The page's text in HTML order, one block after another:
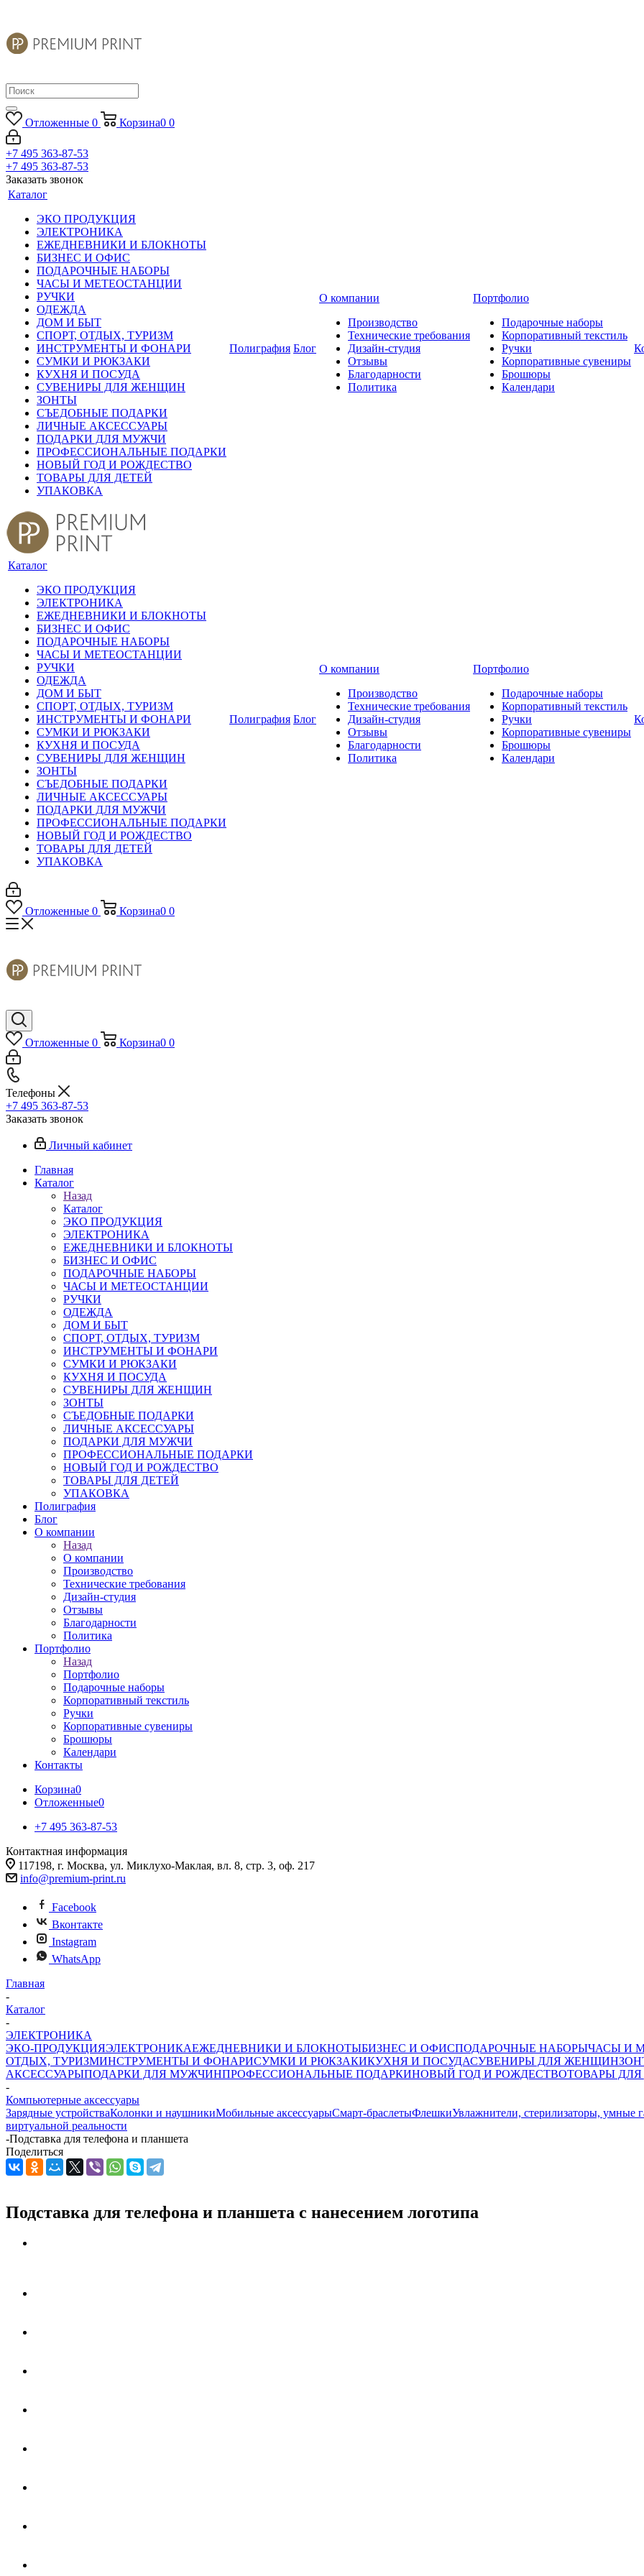
Отложенные 0 Корзина0 0
+7 495 363-87-53
+7 495 363-87-53
Заказать звонок
Каталог
ЭКО ПРОДУКЦИЯ
ЭЛЕКТРОНИКА
ЕЖЕДНЕВНИКИ И БЛОКНОТЫ
БИЗНЕС И ОФИС
ПОДАРОЧНЫЕ НАБОРЫ
ЧАСЫ И МЕТЕОСТАНЦИИ
РУЧКИ
ОДЕЖДА
ДОМ И БЫТ
СПОРТ, ОТДЫХ, ТУРИЗМ
ИНСТРУМЕНТЫ И ФОНАРИ
СУМКИ И РЮКЗАКИ
КУХНЯ И ПОСУДА
СУВЕНИРЫ ДЛЯ ЖЕНЩИН
ЗОНТЫ
СЪЕДОБНЫЕ ПОДАРКИ
ЛИЧНЫЕ АКСЕССУАРЫ
ПОДАРКИ ДЛЯ МУЖЧИ
ПРОФЕССИОНАЛЬНЫЕ ПОДАРКИ
НОВЫЙ ГОД И РОЖДЕСТВО
ТОВАРЫ ДЛЯ ДЕТЕЙ
УПАКОВКА
Полиграфия Блог
О компании
Производство
Технические требования
Дизайн-студия
Отзывы
Благодарности
Политика
Портфолио
Подарочные наборы
Корпоративный текстиль
Ручки
Корпоративные сувениры
Брошюры
Календари
Каталог
ЭКО ПРОДУКЦИЯ
ЭЛЕКТРОНИКА
ЕЖЕДНЕВНИКИ И БЛОКНОТЫ
БИЗНЕС И ОФИС
ПОДАРОЧНЫЕ НАБОРЫ
ЧАСЫ И МЕТЕОСТАНЦИИ
РУЧКИ
ОДЕЖДА
ДОМ И БЫТ
СПОРТ, ОТДЫХ, ТУРИЗМ
ИНСТРУМЕНТЫ И ФОНАРИ
СУМКИ И РЮКЗАКИ
КУХНЯ И ПОСУДА
СУВЕНИРЫ ДЛЯ ЖЕНЩИН
ЗОНТЫ
СЪЕДОБНЫЕ ПОДАРКИ
ЛИЧНЫЕ АКСЕССУАРЫ
ПОДАРКИ ДЛЯ МУЖЧИ
ПРОФЕССИОНАЛЬНЫЕ ПОДАРКИ
НОВЫЙ ГОД И РОЖДЕСТВО
ТОВАРЫ ДЛЯ ДЕТЕЙ
УПАКОВКА
Полиграфия Блог
О компании
Производство
Технические требования
Дизайн-студия
Отзывы
Благодарности
Политика
Портфолио
Подарочные наборы
Корпоративный текстиль
Ручки
Корпоративные сувениры
Брошюры
Календари
Отложенные 0 Корзина0 0
Отложенные 0 Корзина0 0
Телефоны
+7 495 363-87-53
Заказать звонок
Личный кабинет
Главная
Каталог
Назад
Каталог
ЭКО ПРОДУКЦИЯ
ЭЛЕКТРОНИКА
ЕЖЕДНЕВНИКИ И БЛОКНОТЫ
БИЗНЕС И ОФИС
ПОДАРОЧНЫЕ НАБОРЫ
ЧАСЫ И МЕТЕОСТАНЦИИ
РУЧКИ
ОДЕЖДА
ДОМ И БЫТ
СПОРТ, ОТДЫХ, ТУРИЗМ
ИНСТРУМЕНТЫ И ФОНАРИ
СУМКИ И РЮКЗАКИ
КУХНЯ И ПОСУДА
СУВЕНИРЫ ДЛЯ ЖЕНЩИН
ЗОНТЫ
СЪЕДОБНЫЕ ПОДАРКИ
ЛИЧНЫЕ АКСЕССУАРЫ
ПОДАРКИ ДЛЯ МУЖЧИ
ПРОФЕССИОНАЛЬНЫЕ ПОДАРКИ
НОВЫЙ ГОД И РОЖДЕСТВО
ТОВАРЫ ДЛЯ ДЕТЕЙ
УПАКОВКА
Полиграфия
Блог
О компании
Назад
О компании
Производство
Технические требования
Дизайн-студия
Отзывы
Благодарности
Политика
Портфолио
Назад
Портфолио
Подарочные наборы
Корпоративный текстиль
Ручки
Корпоративные сувениры
Брошюры
Календари
Контакты
Корзина0
Отложенные0
+7 495 363-87-53
Контактная информация
117198, г. Москва, ул. Миклухо-Маклая, вл. 8, стр. 3, оф. 217
info@premium-print.ru
Facebook
Вконтакте
Instagram
WhatsApp
Главная
-
Каталог
-
ЭЛЕКТРОНИКА
ЭКО-ПРОДУКЦИЯЭЛЕКТРОНИКАЕЖЕДНЕВНИКИ И БЛОКНОТЫБИЗНЕС И ОФИСПОДАРОЧНЫЕ НАБОРЫЧАСЫ И
ОТДЫХ, ТУРИЗМИНСТРУМЕНТЫ И ФОНАРИСУМКИ И РЮКЗАКИКУХНЯ И ПОСУДАСУВЕНИРЫ ДЛЯ ЖЕНЩИН
АКСЕССУАРЫПОДАРКИ ДЛЯ МУЖЧИНПРОФЕССИОНАЛЬНЫЕ ПОДАРКИНОВЫЙ ГОД И РОЖДЕСТВОТОВАРЫ ДЛЯ
-
Компьютерные аксессуары
Зарядные устройстваКолонки и наушникиМобильные аксессуарыСмарт-браслетыФлешкиУвлажнители, стерилизаторы, умные
виртуальной реальности
-Подставка для телефона и планшета
Поделиться
Подставка для телефона и планшета с нанесением логотипа